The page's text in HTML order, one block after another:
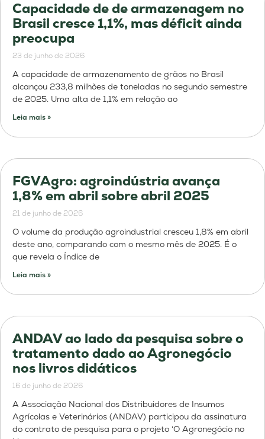
Capacidade de de armazenagem no
Brasil cresce 1,1%, mas déficit ainda
preocupa
23 de junho de 2026
A capacidade de armazenamento de grãos no Brasil
alcançou 233,8 milhões de toneladas no segundo semestre
de 2025. Uma alta de 1,1% em relação ao
Leia mais »
FGVAgro: agroindústria avança
1,8% em abril sobre abril 2025
21 de junho de 2026
O volume da produção agroindustrial cresceu 1,8% em abril
deste ano, comparando com o mesmo mês de 2025. É o
que revela o Índice de
Leia mais »
ANDAV ao lado da pesquisa sobre o
tratamento dado ao Agronegócio
nos livros didáticos
16 de junho de 2026
A Associação Nacional dos Distribuidores de Insumos
Agrícolas e Veterinários (ANDAV) participou da assinatura
do contrato de pesquisa para o projeto ‘O Agronegócio no